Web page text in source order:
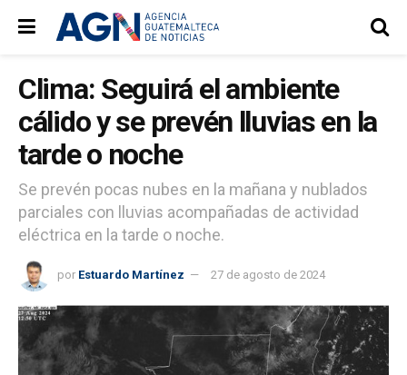
Clima: Seguirá el ambiente
cálido y se prevén lluvias en la
tarde o noche
Se prevén pocas nubes en la mañana y nublados
parciales con lluvias acompañadas de actividad
eléctrica en la tarde o noche.
por Estuardo Martínez 27 de agosto de 2024